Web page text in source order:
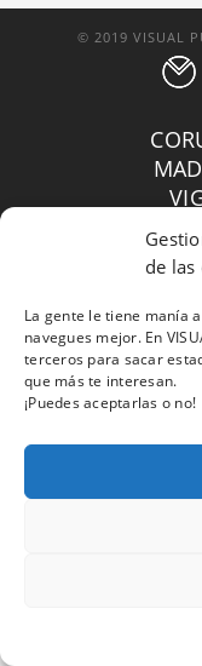
de las
La gente le tiene manía
navegues mejor. En
terceros para sacar
que más te interesan.
¡Puedes aceptarlas o no!
© 2019 VISUAL